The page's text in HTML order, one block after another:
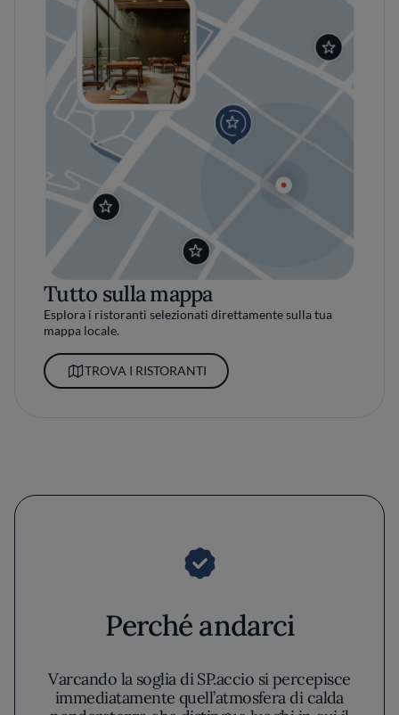
Tutto sulla mappa
Esplora i ristoranti selezionati direttamente sulla tua
mappa locale.
TROVA I RISTORANTI
Perché andarci
Varcando la soglia di SP.accio si percepisce
immediatamente quell’atmosfera di calda